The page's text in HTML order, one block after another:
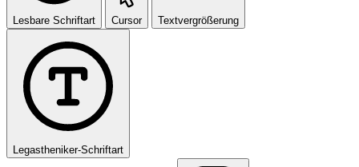
Lesbare Schriftart Cursor Textvergrößerung
Legastheniker-Schriftart